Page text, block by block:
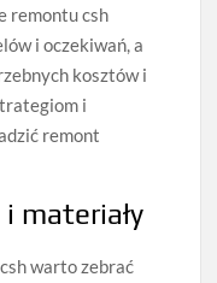
remontu csh
i oczekiwań, a
kosztów i
i
remont
materiały
warto zebrać